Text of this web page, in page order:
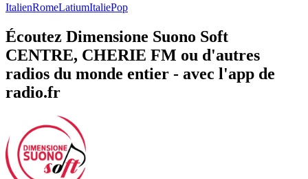
ItalienRomeLatiumItaliePop
Écoutez Dimensione Suono Soft
CENTRE, CHERIE FM ou d'autres
radios du monde entier - avec l'app de
radio.fr